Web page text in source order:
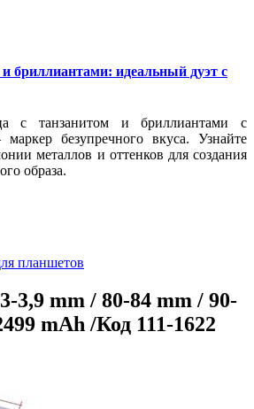
бриллиантами: идеальный дуэт с
с танзанитом и бриллиантами с
безупречного вкуса. Узнайте
металлов и оттенков для создания
образа.
планшетов
3,9 mm / 80-84 mm / 90-
mAh /Код 111-1622